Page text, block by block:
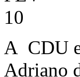
A CDU
Adriano